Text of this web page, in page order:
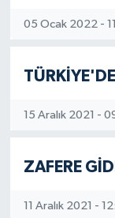
05 Ocak 2022 -
15 Aralık 2021 -
ZAFERE
11 Aralık 2021 -